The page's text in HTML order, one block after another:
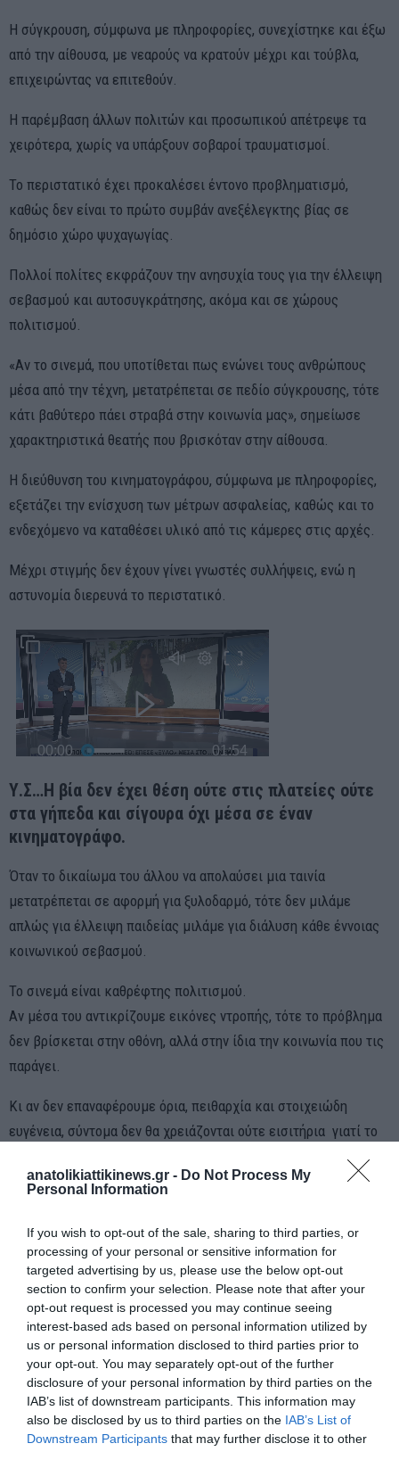
anatolikiattikinews.gr - Do Not Process My
Personal Information
If you wish to opt-out of the sale, sharing to third parties, or
processing of your personal or sensitive information for
targeted advertising by us, please use the below opt-out
section to confirm your selection. Please note that after your
opt-out request is processed you may continue seeing
interest-based ads based on personal information utilized by
us or personal information disclosed to third parties prior to
your opt-out. You may separately opt-out of the further
disclosure of your personal information by third parties on the
IAB’s list of downstream participants. This information may
also be disclosed by us to third parties on the IAB’s List of
Downstream Participants that may further disclose it to other
Η σύγκρουση, σύμφωνα με πληροφορίες, συνεχίστηκε και έξω
από την αίθουσα, με νεαρούς να κρατούν μέχρι και τούβλα,
επιχειρώντας να επιτεθούν.
Η παρέμβαση άλλων πολιτών και προσωπικού απέτρεψε τα
χειρότερα, χωρίς να υπάρξουν σοβαροί τραυματισμοί.
Το περιστατικό έχει προκαλέσει έντονο προβληματισμό,
καθώς δεν είναι το πρώτο συμβάν ανεξέλεγκτης βίας σε
δημόσιο χώρο ψυχαγωγίας.
Πολλοί πολίτες εκφράζουν την ανησυχία τους για την έλλειψη
σεβασμού και αυτοσυγκράτησης, ακόμα και σε χώρους
πολιτισμού.
«Αν το σινεμά, που υποτίθεται πως ενώνει τους ανθρώπους
μέσα από την τέχνη, μετατρέπεται σε πεδίο σύγκρουσης, τότε
κάτι βαθύτερο πάει στραβά στην κοινωνία μας», σημείωσε
χαρακτηριστικά θεατής που βρισκόταν στην αίθουσα.
Η διεύθυνση του κινηματογράφου, σύμφωνα με πληροφορίες,
εξετάζει την ενίσχυση των μέτρων ασφαλείας, καθώς και το
ενδεχόμενο να καταθέσει υλικό από τις κάμερες στις αρχές.
Μέχρι στιγμής δεν έχουν γίνει γνωστές συλλήψεις, ενώ η
αστυνομία διερευνά το περιστατικό.
Υ.Σ…Η βία δεν έχει θέση ούτε στις πλατείες ούτε
στα γήπεδα και σίγουρα όχι μέσα σε έναν
κινηματογράφο.
Όταν το δικαίωμα του άλλου να απολαύσει μια ταινία
μετατρέπεται σε αφορμή για ξυλοδαρμό, τότε δεν μιλάμε
απλώς για έλλειψη παιδείας μιλάμε για διάλυση κάθε έννοιας
κοινωνικού σεβασμού.
Το σινεμά είναι καθρέφτης πολιτισμού.
Αν μέσα του αντικρίζουμε εικόνες ντροπής, τότε το πρόβλημα
δεν βρίσκεται στην οθόνη, αλλά στην ίδια την κοινωνία που τις
παράγει.
Κι αν δεν επαναφέρουμε όρια, πειθαρχία και στοιχειώδη
ευγένεια, σύντομα δεν θα χρειάζονται ούτε εισιτήρια γιατί το
θέαμα της βαρβαρότητας θα προβάλλεται παντού, δωρεάν.
ΠΡΟΗΓΟΎΜΕΝΗ ΑΝΆΡΤΗΣΗ
Καυσόξυλα: Αυξημένη ζήτηση και μειωμένες εισαγωγές
φέρνουν πίεση στην αγορά – Άρχισαν οι προμήθειες
ΕΠΌΜΕΝΗ ΑΝΆΡΤΗΣΗ
Η δίκη του Βασίλη Μπισμπίκη διεκόπη – Η Δικαιοσύνη